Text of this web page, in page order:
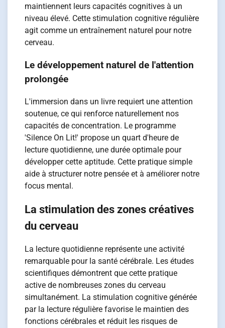
maintiennent leurs capacités cognitives à un
niveau élevé. Cette stimulation cognitive régulière
agit comme un entraînement naturel pour notre
cerveau.
Le développement naturel de l'attention
prolongée
L'immersion dans un livre requiert une attention
soutenue, ce qui renforce naturellement nos
capacités de concentration. Le programme
'Silence On Lit!' propose un quart d'heure de
lecture quotidienne, une durée optimale pour
développer cette aptitude. Cette pratique simple
aide à structurer notre pensée et à améliorer notre
focus mental.
La stimulation des zones créatives
du cerveau
La lecture quotidienne représente une activité
remarquable pour la santé cérébrale. Les études
scientifiques démontrent que cette pratique
active de nombreuses zones du cerveau
simultanément. La stimulation cognitive générée
par la lecture régulière favorise le maintien des
fonctions cérébrales et réduit les risques de